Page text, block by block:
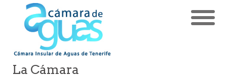
La Cámara